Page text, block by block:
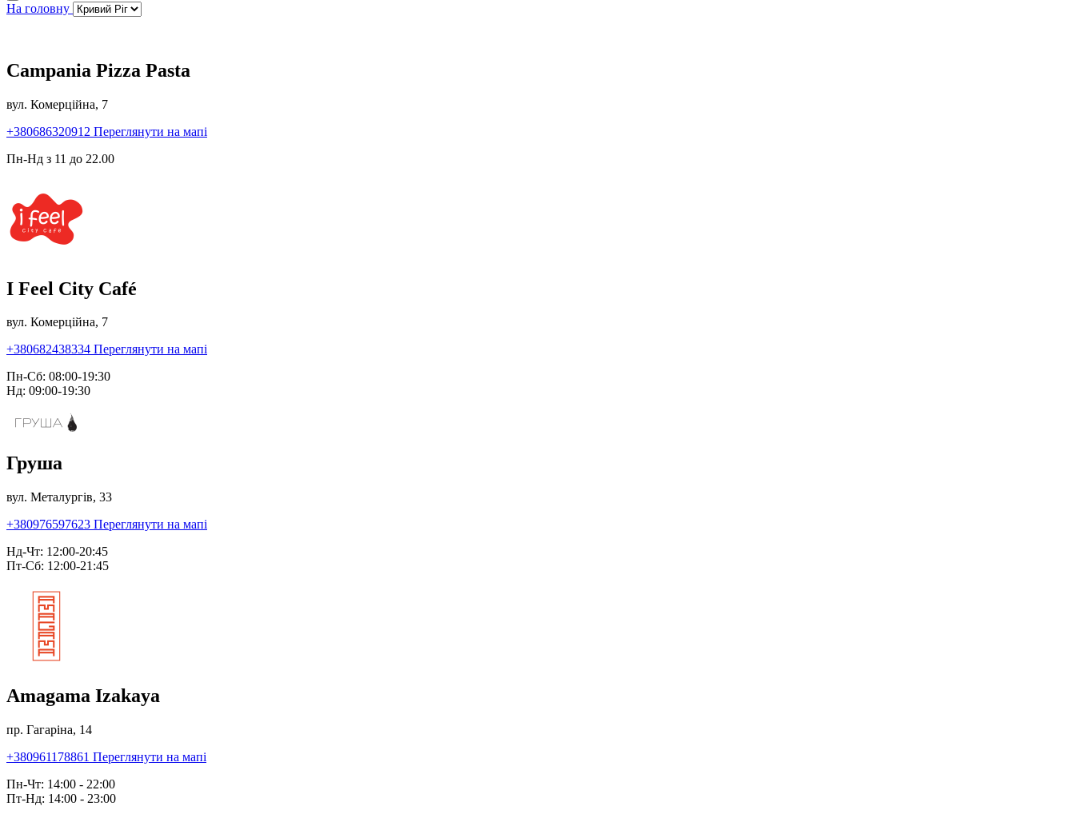
На головну
Campania Pizza Pasta
вул. Комерційна, 7
+380686320912 Переглянути на мапі
Пн-Нд з 11 до 22.00
I Feel City Café
вул. Комерційна, 7
+380682438334 Переглянути на мапі
Пн-Сб: 08:00-19:30
Нд: 09:00-19:30
Груша
вул. Металургів, 33
+380976597623 Переглянути на мапі
Нд-Чт: 12:00-20:45
Пт-Сб: 12:00-21:45
Amagama Izakaya
пр. Гагаріна, 14
+380961178861 Переглянути на мапі
Пн-Чт: 14:00 - 22:00
Пт-Нд: 14:00 - 23:00